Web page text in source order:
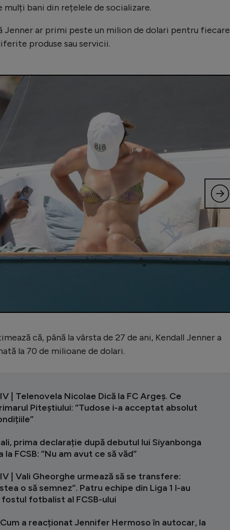
bani din rețelele de socializare.
Jenner ar primi peste un milion de dolari pentru fiecare
produse sau servicii.
că, până la vârsta de 27 de ani, Kendall Jenner a
la 70 de milioane de dolari.
| Telenovela Nicolae Dică la FC Argeș. Ce
Piteștiului: ”Tudose i-a acceptat absolut
prima declarație după debutul lui Siyanbonga
la FCSB: ”Nu am avut ce să văd”
| Vali Gheorghe urmează să se transfere:
o să semnez”. Patru echipe din Liga 1 l-au
fotbalist al FCSB-ului
a reacționat Jennifer Hermoso în autocar, la